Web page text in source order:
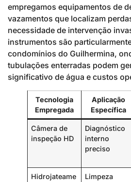
empregamos equipamentos de
vazamentos que localizam
necessidade de intervenção
instrumentos são
condomínios do Guilhermina,
tubulações enterradas podem
significativo de água e custos
Tecnologia
Empregada
Aplicação
Específica
Câmera de
inspeção HD
Diagnóstico
interno
preciso
Hidrojateame
Limpeza